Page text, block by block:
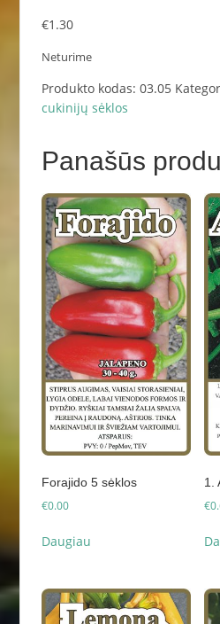
€1.30
Neturime
Produkto kodas: 03.05
cukinijų sėklos
Panašūs
Forajido 5 sėklos
€0.00
Daugiau
1.
€